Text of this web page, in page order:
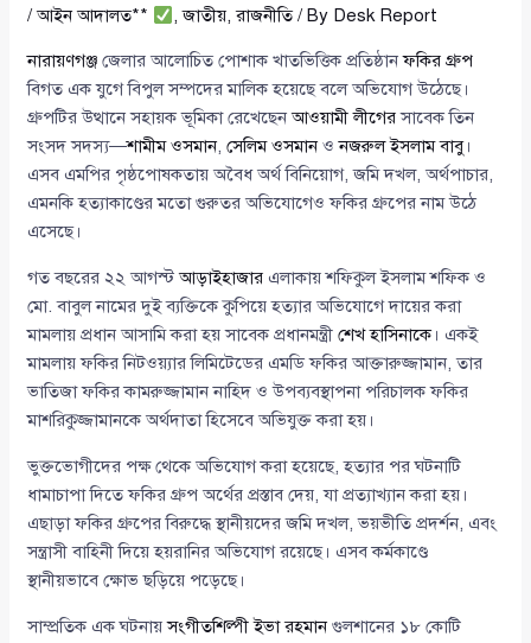
/আইন আদালত** ,জাতীয়,রাজনীতি/ By Desk Report
নারায়ণগঞ্জ জেলার আলোচিত পোশাক খাতভিত্তিক প্রতিষ্ঠানফকির গ্রুপ
বিগত এক যুগে বিপুল সম্পদের মালিক হয়েছে বলে অভিযোগ উঠেছে।
গ্রুপটির উত্থানে সহায়ক ভূমিকা রেখেছেনআওয়ামী লীগেরসাবেক তিন
সংসদ সদস্য—শামীম ওসমান,সেলিম ওসমানওনজরুল ইসলাম বাবু।
এসব এমপির পৃষ্ঠপোষকতায় অবৈধ অর্থ বিনিয়োগ, জমি দখল, অর্থপাচার,
এমনকি হত্যাকাণ্ডের মতো গুরুতর অভিযোগেও ফকির গ্রুপের নাম উঠে
এসেছে।
গত বছরের ২২ আগস্টআড়াইহাজার এলাকায় শফিকুল ইসলাম শফিক ও
মো. বাবুল নামের দুই ব্যক্তিকে কুপিয়ে হত্যার অভিযোগে দায়ের করা
মামলায় প্রধান আসামি করা হয় সাবেক প্রধানমন্ত্রীশেখ হাসিনাকে। একই
মামলায় ফকির নিটওয়্যার লিমিটেডের এমডি ফকির আক্তারুজ্জামান, তার
ভাতিজা ফকির কামরুজ্জামান নাহিদ ও উপব্যবস্থাপনা পরিচালক ফকির
মাশরিকুজ্জামানকে অর্থদাতা হিসেবে অভিযুক্ত করা হয়।
ভুক্তভোগীদের পক্ষ থেকে অভিযোগ করা হয়েছে, হত্যার পর ঘটনাটি
ধামাচাপা দিতে ফকির গ্রুপ অর্থের প্রস্তাব দেয়, যা প্রত্যাখ্যান করা হয়।
এছাড়া ফকির গ্রুপের বিরুদ্ধে স্থানীয়দের জমি দখল, ভয়ভীতি প্রদর্শন, এবং
সন্ত্রাসী বাহিনী দিয়ে হয়রানির অভিযোগ রয়েছে। এসব কর্মকাণ্ডে
স্থানীয়ভাবে ক্ষোভ ছড়িয়ে পড়েছে।
সাম্প্রতিক এক ঘটনায়সংগীতশিল্পী ইভা রহমানগুলশানের ১৮ কোটি